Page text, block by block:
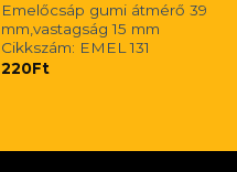
Emelőcsáp gumi átmérő 39
mm,vastagság 15 mm
Cikkszám: EMEL 131
220Ft